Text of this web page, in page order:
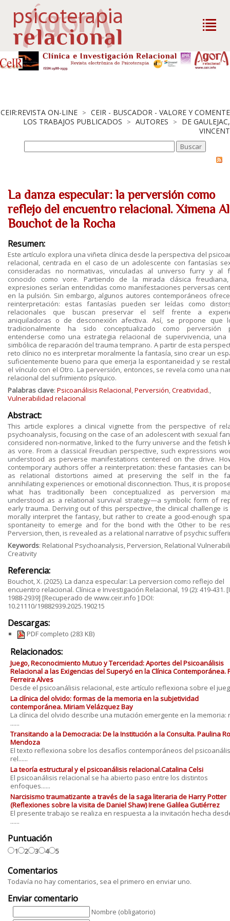
CEIR:REVISTA ON-LINE > CEIR - BUSCADOR - VALORE Y COMENTE
LOS TRABAJOS PUBLICADOS > AUTORES > DE GAULEJAC,
VINCENT
La danza especular: la perversión como
reflejo del encuentro relacional. Ximena
Bouchot de la Rocha
Resumen:
Este artículo explora una viñeta clínica desde la perspectiva del
relacional, centrada en el caso de un adolescente con fantasías
consideradas no normativas, vinculadas al universo furry y al
conocido como vore. Partiendo de la mirada clásica
expresiones serían entendidas como manifestaciones perversas
en la pulsión. Sin embargo, algunos autores contemporáneos
reinterpretación: estas fantasías pueden ser leídas como
relacionales que buscan preservar el self frente a
aniquiladoras o de desconexión afectiva. Así, se propone que
tradicionalmente ha sido conceptualizado como perversión
entenderse como una estrategia relacional de supervivencia, una
simbólica de reparación del trauma temprano. A partir de esta
reto clínico no es interpretar moralmente la fantasía, sino crear un
suficientemente bueno para que emerja la espontaneidad y se
el vínculo con el Otro. La perversión, entonces, se revela como una
relacional del sufrimiento psíquico.
Palabras clave: Psicoanálisis Relacional,Perversión,Creatividad.,
Vulnerabilidad relacional
Abstract:
This article explores a clinical vignette from the perspective of
psychoanalysis, focusing on the case of an adolescent with sexual
considered non-normative, linked to the furry universe and the fetish
as vore. From a classical Freudian perspective, such expressions
understood as perverse manifestations centered on the drive.
contemporary authors offer a reinterpretation: these fantasies can
as relational distortions aimed at preserving the self in the
annihilating experiences or emotional disconnection. Thus, it is
what has traditionally been conceptualized as perversion
understood as a relational survival strategy—a symbolic form of
early trauma. Deriving out of this perspective, the clinical challenge
morally interpret the fantasy, but rather to create a good-enough
spontaneity to emerge and for the bond with the Other to be
Perversion, then, is revealed as a relational narrative of psychic
Keywords: Relational Psychoanalysis, Perversion, Relational
Creativity
Referencia:
Bouchot, X. (2025). La danza especular: La perversion como reflejo del
encuentro relacional. Clínica e Investigación Relacional, 19 (2): 419-431.
1988-2939] [Recuperado de www.ceir.info ] DOI:
10.21110/19882939.2025.190215
Descargas:
PDF completo (283 KB)
Relacionados:
Juego, Reconocimiento Mutuo y Terceridad: Aportes del Psicoanálisis
Relacional a las Exigencias del Superyó en la Clínica Contemporánea.
Ferreira Alves
Desde el psicoanálisis relacional, este artículo reflexiona sobre el
La clínica del olvido: formas de la memoria en la subjetividad
contemporánea. Miriam Velázquez Bay
La clínica del olvido describe una mutación emergente en la memoria:
......
Transitando a la Democracia: De la Institución a la Consulta. Paulina
Mendoza
El texto reflexiona sobre los desafíos contemporáneos del
rel......
La teoría estructural y el psicoanálisis relacional.Catalina Celsi
El psicoanálisis relacional se ha abierto paso entre los distintos
enfoques......
Narcisismo traumatizante a través de la saga literaria de Harry Potter
(Reflexiones sobre la visita de Daniel Shaw) Irene Galilea Gutiérrez
El presente trabajo se realiza en respuesta a la invitación hecha
......
Puntuación
1 2 3 4 5
Comentarios
Todavía no hay comentarios, sea el primero en enviar uno.
Enviar comentario
Nombre (obligatorio)